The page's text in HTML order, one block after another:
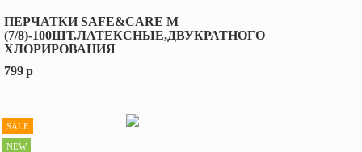
ПЕРЧАТКИ SAFE&CARE M
(7/8)-100ШТ.ЛАТЕКСНЫЕ,ДВУКРАТНОГО
ХЛОРИРОВАНИЯ
799p
SALE
NEW